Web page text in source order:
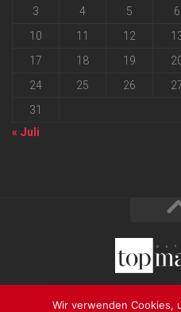
3
4 5 6
10
11 12
17
18 19
24
25 26
31
« Juli
2026 progressmedia Verlag &
Wir verwenden Cookies,